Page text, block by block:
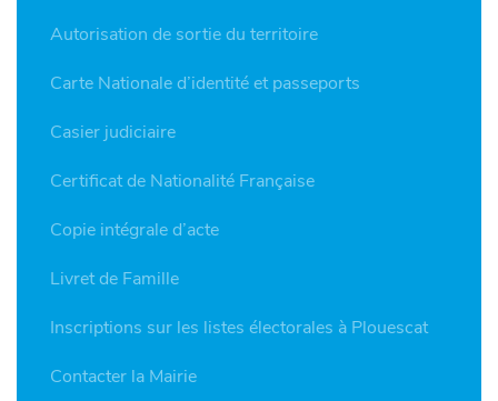
Autorisation de sortie du territoire
Carte Nationale d’identité et passeports
Casier judiciaire
Certificat de Nationalité Française
Copie intégrale d’acte
Livret de Famille
Inscriptions sur les listes électorales à Plouescat
Contacter la Mairie